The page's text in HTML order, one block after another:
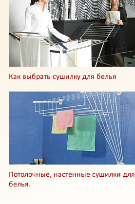
Как выбрать сушилку для белья
Потолочные, настенные сушилки для
белья.